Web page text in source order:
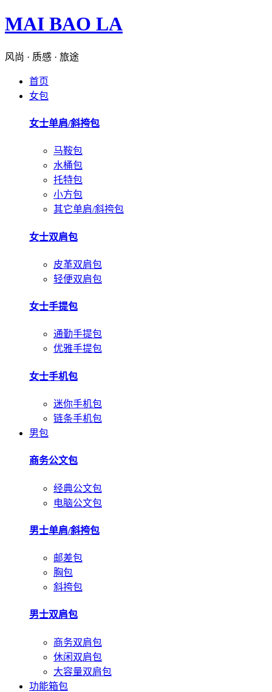
MAI BAO LA
风尚 · 质感 · 旅途
首页
女包
女士单肩/斜挎包
马鞍包
水桶包
托特包
小方包
其它单肩/斜挎包
女士双肩包
皮革双肩包
轻便双肩包
女士手提包
通勤手提包
优雅手提包
女士手机包
迷你手机包
链条手机包
男包
商务公文包
经典公文包
电脑公文包
男士单肩/斜挎包
邮差包
胸包
斜挎包
男士双肩包
商务双肩包
休闲双肩包
大容量双肩包
功能箱包